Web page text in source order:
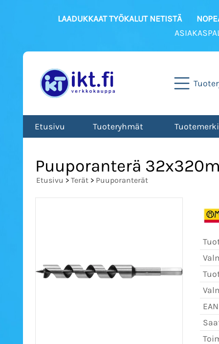
LAADUKKAAT TYÖKALUT NETISTÄ
Etusivu Tuoteryhmät
Puuporanterä
Etusivu > Terät > Puuporanterät
EAN